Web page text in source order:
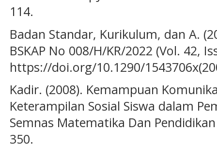
114.
Badan Standar, Kurikulum, dan A.
BSKAP No 008/H/KR/2022 (Vol. 42,
https://doi.org/10.1290/
Kadir. (2008). Kemampuan
Keterampilan Sosial Siswa dalam
Semnas Matematika Dan
350.